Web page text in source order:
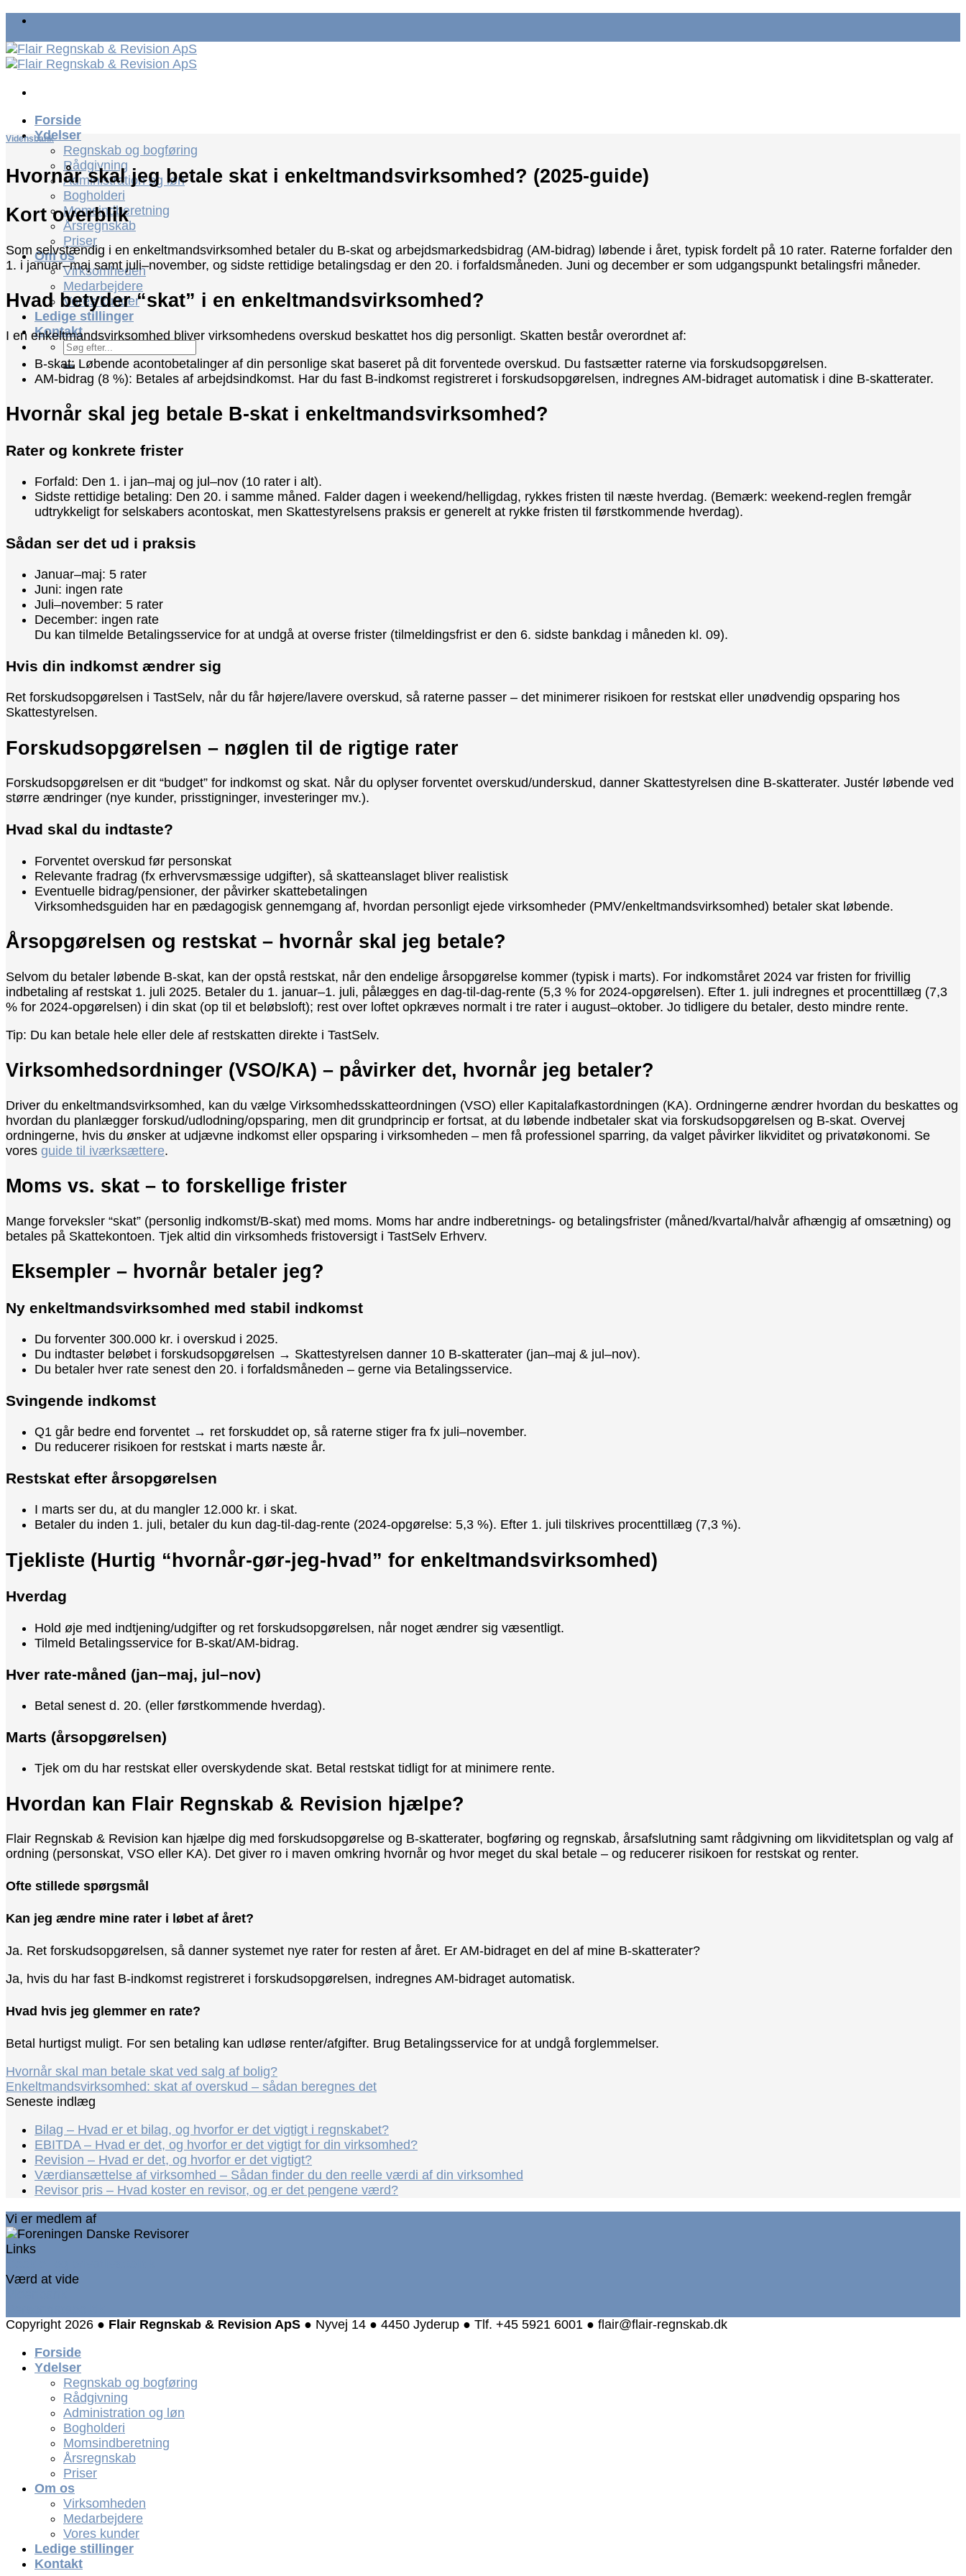
Fortsæt
indhold
Forside
Ydelser
Regnskab og bogføring
Rådgivning
Administration og løn
Bogholderi
Momsindberetning
Årsregnskab
Priser
Om os
Virksomheden
Medarbejdere
Vores kunder
Ledige stillinger
Kontakt
Vidensbank
Hvornår skal jeg betale skat i enkeltmandsvirksomhed? (2025-guide)
Kort overblik
Som selvstændig i en enkeltmandsvirksomhed betaler du B-skat og arbejdsmarkedsbidrag (AM-bidrag) løbende i året, typisk fordelt på 10 rater. Raterne forfalder den
1. i januar–maj samt juli–november, og sidste rettidige betalingsdag er den 20. i forfaldsmåneden. Juni og december er som udgangspunkt betalingsfri måneder.
Hvad betyder “skat” i en enkeltmandsvirksomhed?
I en enkeltmandsvirksomhed bliver virksomhedens overskud beskattet hos dig personligt. Skatten består overordnet af:
B-skat: Løbende acontobetalinger af din personlige skat baseret på dit forventede overskud. Du fastsætter raterne via forskudsopgørelsen.
AM-bidrag (8 %): Betales af arbejdsindkomst. Har du fast B-indkomst registreret i forskudsopgørelsen, indregnes AM-bidraget automatisk i dine B-skatterater.
Hvornår skal jeg betale B-skat i enkeltmandsvirksomhed?
Rater og konkrete frister
Forfald: Den 1. i jan–maj og jul–nov (10 rater i alt).
Sidste rettidige betaling: Den 20. i samme måned. Falder dagen i weekend/helligdag, rykkes fristen til næste hverdag. (Bemærk: weekend-reglen fremgår
udtrykkeligt for selskabers acontoskat, men Skattestyrelsens praksis er generelt at rykke fristen til førstkommende hverdag).
Sådan ser det ud i praksis
Januar–maj: 5 rater
Juni: ingen rate
Juli–november: 5 rater
December: ingen rate
Du kan tilmelde Betalingsservice for at undgå at overse frister (tilmeldingsfrist er den 6. sidste bankdag i måneden kl. 09).
Hvis din indkomst ændrer sig
Ret forskudsopgørelsen i TastSelv, når du får højere/lavere overskud, så raterne passer – det minimerer risikoen for restskat eller unødvendig opsparing hos
Skattestyrelsen.
Forskudsopgørelsen – nøglen til de rigtige rater
Forskudsopgørelsen er dit “budget” for indkomst og skat. Når du oplyser forventet overskud/underskud, danner Skattestyrelsen dine B-skatterater. Justér løbende ved
større ændringer (nye kunder, prisstigninger, investeringer mv.).
Hvad skal du indtaste?
Forventet overskud før personskat
Relevante fradrag (fx erhvervsmæssige udgifter), så skatteanslaget bliver realistisk
Eventuelle bidrag/pensioner, der påvirker skattebetalingen
Virksomhedsguiden har en pædagogisk gennemgang af, hvordan personligt ejede virksomheder (PMV/enkeltmandsvirksomhed) betaler skat løbende.
Årsopgørelsen og restskat – hvornår skal jeg betale?
Selvom du betaler løbende B-skat, kan der opstå restskat, når den endelige årsopgørelse kommer (typisk i marts). For indkomståret 2024 var fristen for frivillig
indbetaling af restskat 1. juli 2025. Betaler du 1. januar–1. juli, pålægges en dag-til-dag-rente (5,3 % for 2024-opgørelsen). Efter 1. juli indregnes et procenttillæg (7,3
% for 2024-opgørelsen) i din skat (op til et beløbsloft); rest over loftet opkræves normalt i tre rater i august–oktober. Jo tidligere du betaler, desto mindre rente.
Tip: Du kan betale hele eller dele af restskatten direkte i TastSelv.
Virksomhedsordninger (VSO/KA) – påvirker det, hvornår jeg betaler?
Driver du enkeltmandsvirksomhed, kan du vælge Virksomhedsskatteordningen (VSO) eller Kapitalafkastordningen (KA). Ordningerne ændrer hvordan du beskattes og
hvordan du planlægger forskud/udlodning/opsparing, men dit grundprincip er fortsat, at du løbende indbetaler skat via forskudsopgørelsen og B-skat. Overvej
ordningerne, hvis du ønsker at udjævne indkomst eller opsparing i virksomheden – men få professionel sparring, da valget påvirker likviditet og privatøkonomi. Se
vores guide til iværksættere.
Moms vs. skat – to forskellige frister
Mange forveksler “skat” (personlig indkomst/B-skat) med moms. Moms har andre indberetnings- og betalingsfrister (måned/kvartal/halvår afhængig af omsætning) og
betales på Skattekontoen. Tjek altid din virksomheds fristoversigt i TastSelv Erhverv.
Eksempler – hvornår betaler jeg?
Ny enkeltmandsvirksomhed med stabil indkomst
Du forventer 300.000 kr. i overskud i 2025.
Du indtaster beløbet i forskudsopgørelsen → Skattestyrelsen danner 10 B-skatterater (jan–maj & jul–nov).
Du betaler hver rate senest den 20. i forfaldsmåneden – gerne via Betalingsservice.
Svingende indkomst
Q1 går bedre end forventet → ret forskuddet op, så raterne stiger fra fx juli–november.
Du reducerer risikoen for restskat i marts næste år.
Restskat efter årsopgørelsen
I marts ser du, at du mangler 12.000 kr. i skat.
Betaler du inden 1. juli, betaler du kun dag-til-dag-rente (2024-opgørelse: 5,3 %). Efter 1. juli tilskrives procenttillæg (7,3 %).
Tjekliste (Hurtig “hvornår-gør-jeg-hvad” for enkeltmandsvirksomhed)
Hverdag
Hold øje med indtjening/udgifter og ret forskudsopgørelsen, når noget ændrer sig væsentligt.
Tilmeld Betalingsservice for B-skat/AM-bidrag.
Hver rate-måned (jan–maj, jul–nov)
Betal senest d. 20. (eller førstkommende hverdag).
Marts (årsopgørelsen)
Tjek om du har restskat eller overskydende skat. Betal restskat tidligt for at minimere rente.
Hvordan kan Flair Regnskab & Revision hjælpe?
Flair Regnskab & Revision kan hjælpe dig med forskudsopgørelse og B-skatterater, bogføring og regnskab, årsafslutning samt rådgivning om likviditetsplan og valg af
ordning (personskat, VSO eller KA). Det giver ro i maven omkring hvornår og hvor meget du skal betale – og reducerer risikoen for restskat og renter.
Ofte stillede spørgsmål
Kan jeg ændre mine rater i løbet af året?
Ja. Ret forskudsopgørelsen, så danner systemet nye rater for resten af året. Er AM-bidraget en del af mine B-skatterater?
Ja, hvis du har fast B-indkomst registreret i forskudsopgørelsen, indregnes AM-bidraget automatisk.
Hvad hvis jeg glemmer en rate?
Betal hurtigst muligt. For sen betaling kan udløse renter/afgifter. Brug Betalingsservice for at undgå forglemmelser.
Hvornår skal man betale skat ved salg af bolig?
Enkeltmandsvirksomhed: skat af overskud – sådan beregnes det
Seneste indlæg
Bilag – Hvad er et bilag, og hvorfor er det vigtigt i regnskabet?
EBITDA – Hvad er det, og hvorfor er det vigtigt for din virksomhed?
Revision – Hvad er det, og hvorfor er det vigtigt?
Værdiansættelse af virksomhed – Sådan finder du den reelle værdi af din virksomhed
Revisor pris – Hvad koster en revisor, og er det pengene værd?
Vi er medlem af
Links
Værd at vide
Copyright 2026 ● Flair Regnskab & Revision ApS ● Nyvej 14 ● 4450 Jyderup ● Tlf. +45 5921 6001 ● flair@flair-regnskab.dk
Forside
Ydelser
Regnskab og bogføring
Rådgivning
Administration og løn
Bogholderi
Momsindberetning
Årsregnskab
Priser
Om os
Virksomheden
Medarbejdere
Vores kunder
Ledige stillinger
Kontakt